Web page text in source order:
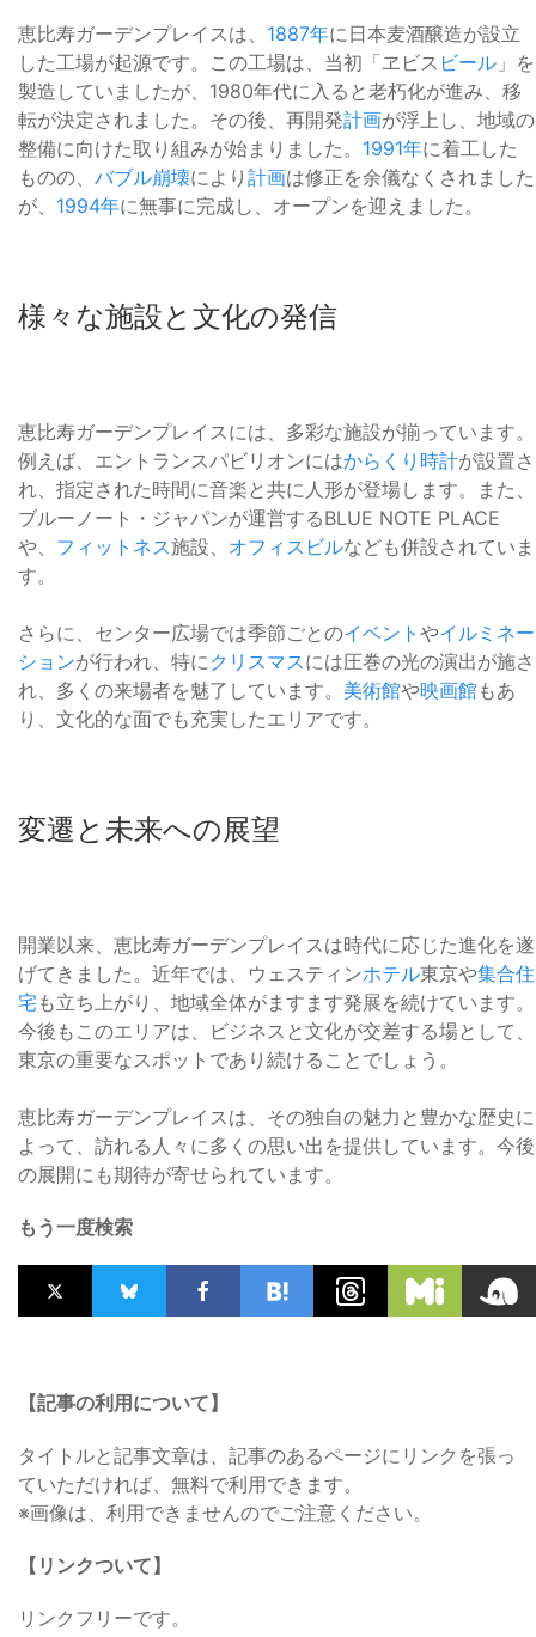
恵比寿ガーデンプレイスは、 1887年に日本麦酒醸造が設立
した工場が起源です。この工場は、当初「ヱビス ビール 」を
製造していましたが、1980年代に入ると老朽化が進み、移
転が決定されました。その後、再開発計画が浮上し、地域の
整備に向けた取り組みが始まりました。 1991年に着工した
ものの、 バブル崩壊により 計画は修正を余儀なくされました
が、 1994年に無事に完成し、オープンを迎えました。
様々な施設と文化の発信
恵比寿ガーデンプレイスには、多彩な施設が揃っています。
例えば、エントランスパビリオンにはからくり時計が設置さ
れ、指定された時間に音楽と共に人形が登場します。また、
ブルーノート・ジャパンが運営するBLUE NOTE PLACE
や、 フィットネス施設、 オフィスビルなども併設されていま
す。
さらに、センター広場では季節ごとのイベント やイルミネー
ションが行われ、特にクリスマスには圧巻の光の演出が施さ
れ、多くの来場者を魅了しています。 美術館や映画館もあ
り、文化的な面でも充実したエリアです。
変遷と未来への展望
開業以来、恵比寿ガーデンプレイスは時代に応じた進化を遂
げてきました。近年では、ウェスティンホテル東京や集合住
宅 も立ち上がり、地域全体がますます発展を続けています。
今後もこのエリアは、ビジネスと文化が交差する場として、
東京の重要なスポットであり続けることでしょう。
恵比寿ガーデンプレイスは、その独自の魅力と豊かな歴史に
よって、訪れる人々に多くの思い出を提供しています。今後
の展開にも期待が寄せられています。
もう一度検索
【記事の利用について】
タイトルと記事文章は、記事のあるページにリンクを張っ
ていただければ、無料で利用できます。
※画像は、利用できませんのでご注意ください。
【リンクついて】
リンクフリーです。